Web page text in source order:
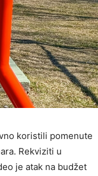
koristili pomenute
Rekviziti u
je atak na budžet